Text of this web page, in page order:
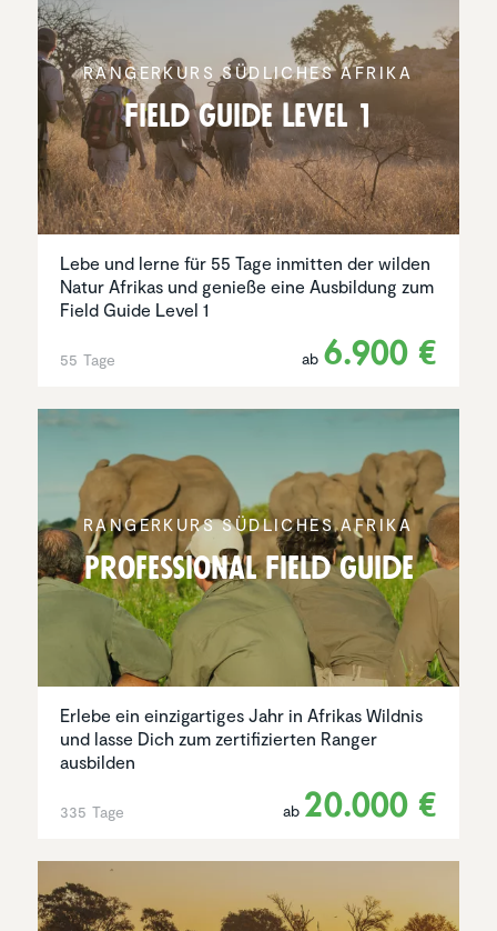
RANGER­KURS SÜDLICHES AFRIKA
Field Guide Level 1
Lebe und lerne für 55 Tage inmitten der wilden
Natur Afrikas und genieße eine Ausbildung zum
Field Guide Level 1
55 Tage ab 6.900 €
RANGER­KURS SÜDLICHES AFRIKA
Profes­sional Field Guide
Erlebe ein einzigartiges Jahr in Afrikas Wildnis
und lasse Dich zum zertifizierten Ranger
ausbilden
335 Tage ab 20.000 €